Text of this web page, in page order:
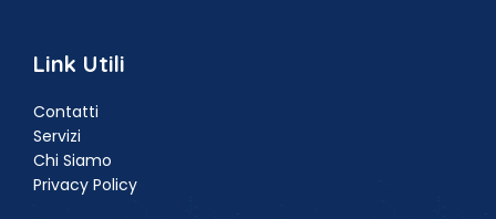
Link Utili
Contatti
Servizi
Chi Siamo
Privacy Policy